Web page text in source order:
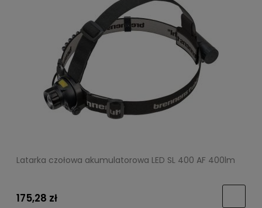
Latarka czołowa akumulatorowa LED SL 400 AF 400lm
175,28 zł